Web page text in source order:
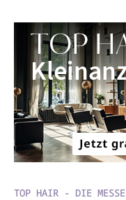
TOP HAIR - DIE MESSE